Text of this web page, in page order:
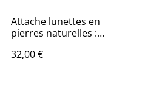
Attache lunettes en
pierres naturelles :
citrine, cordon rose, pièce
32,00 €